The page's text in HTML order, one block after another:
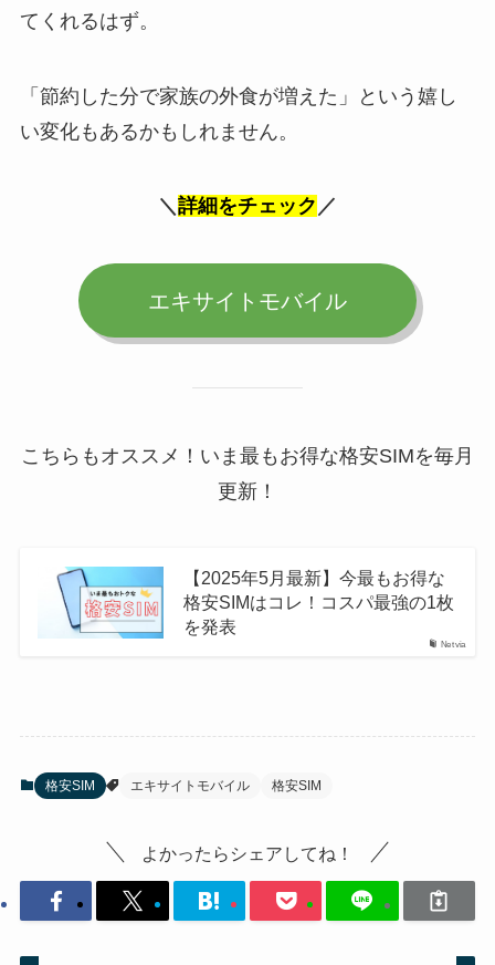
てくれるはず。
「節約した分で家族の外食が増えた」という嬉し
い変化もあるかもしれません。
＼詳細をチェック ／
エキサイトモバイル
こちらもオススメ！いま最もお得な格安SIMを毎月
更新！
Netvia
【2025年5月最新】今最もお得な
格安SIMはコレ！コスパ最強の1枚
を発表
格安SIM エキサイトモバイル 格安SIM
よかったらシェアしてね！